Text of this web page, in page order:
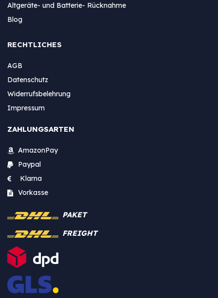
Altgeräte- und Batterie- Rücknahme
Blog
RECHTLICHES
AGB
Datenschutz
Widerrufsbelehrung
Impressum
ZAHLUNGSARTEN
AmazonPay
Paypal
Klarna
Vorkasse
PAKET
FREIGHT